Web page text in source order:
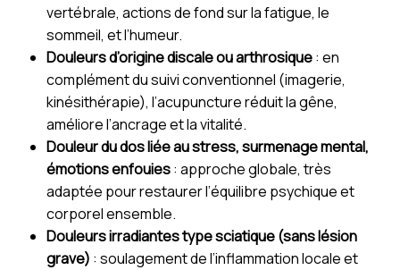
vertébrale, actions de fond sur la fatigue, le
sommeil, et l’humeur.
Douleurs d’origine discale ou arthrosique: en
complément du suivi conventionnel (imagerie,
kinésithérapie), l’acupuncture réduit la gêne,
améliore l’ancrage et la vitalité.
Douleur du dos liée au stress, surmenage mental,
émotions enfouies: approche globale, très
adaptée pour restaurer l’équilibre psychique et
corporel ensemble.
Douleurs irradiantes type sciatique (sans lésion
grave) : soulagement de l’inflammation locale et